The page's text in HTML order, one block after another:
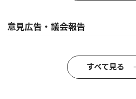
意見広告・議会報告
すべて見る